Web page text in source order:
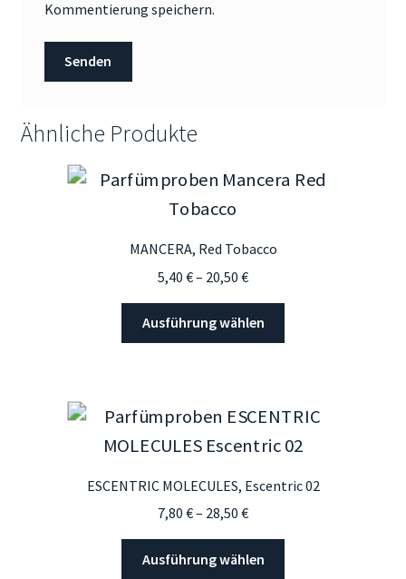
Kommentierung speichern.
Ähnliche Produkte
MANCERA, Red Tobacco
5,40 €– 20,50 €Preisspanne:
bis
20,50 €
Ausführung wählen
auf.
Die
können
der
ESCENTRIC MOLECULES, Escentric 02
7,80 €– 28,50 €Preisspanne:
7,80 €
bis
Ausführung wählen